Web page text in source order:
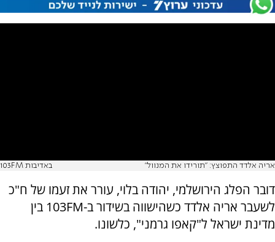
אריה אלדד התפוצץ: "תורידו את המנוול" באדיבות 103FM
דובר הפלג הירושלמי, יהודה בלוי, עורר את זעמו של ח"כ
לשעבר אריה אלדד כשהישווה בשידור ב-103FM בין
מדינת ישראל ל"קאפו גרמני", כלשונו.